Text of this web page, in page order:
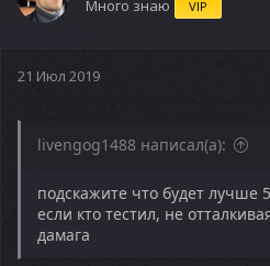
Много знаю VIP
21 Июл 2019
livengog1488 написал(а):
подскажите что будет лучше
если кто тестил, не
дамага